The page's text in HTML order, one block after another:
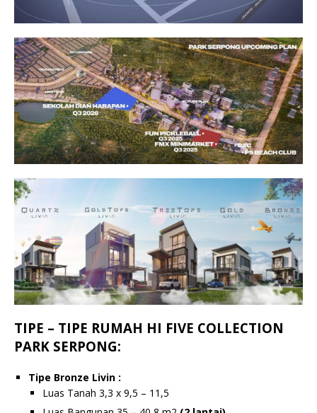
TIPE – TIPE RUMAH HI FIVE COLLECTION
PARK SERPONG:
Tipe Bronze Livin :
Luas Tanah 3,3 x 9,5 – 11,5